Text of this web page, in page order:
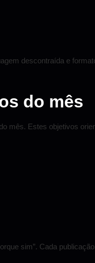
descontraída e
do mês
mês. Estes objetivos
sim”. Cada